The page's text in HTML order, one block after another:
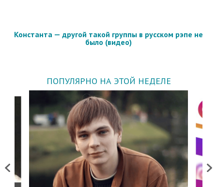
Константа — другой такой группы в русском рэпе не
было (видео)
ПОПУЛЯРНО НА ЭТОЙ НЕДЕЛЕ
Previous Next